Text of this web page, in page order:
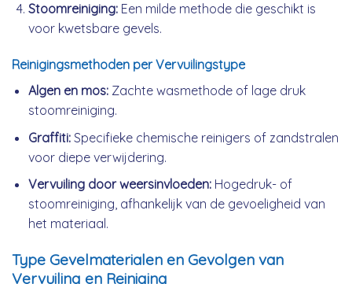
Stoomreiniging:Een milde methode die geschikt is
voor kwetsbare gevels.
Reinigingsmethoden per Vervuilingstype
Algen en mos:Zachte wasmethode of lage druk
stoomreiniging.
Graffiti:Specifieke chemische reinigers of zandstralen
voor diepe verwijdering.
Vervuiling door weersinvloeden:Hogedruk- of
stoomreiniging, afhankelijk van de gevoeligheid van
het materiaal.
Type Gevelmaterialen en Gevolgen van
Vervuiling en Reiniging